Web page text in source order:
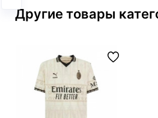
Другие товары